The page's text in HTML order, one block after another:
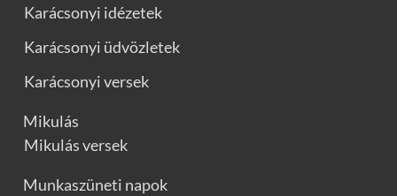
Karácsonyi idézetek
Karácsonyi üdvözletek
Karácsonyi versek
Mikulás
Mikulás versek
Munkaszüneti napok